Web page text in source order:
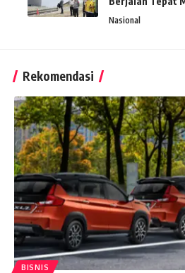
Nasional
Rekomendasi
BISNIS